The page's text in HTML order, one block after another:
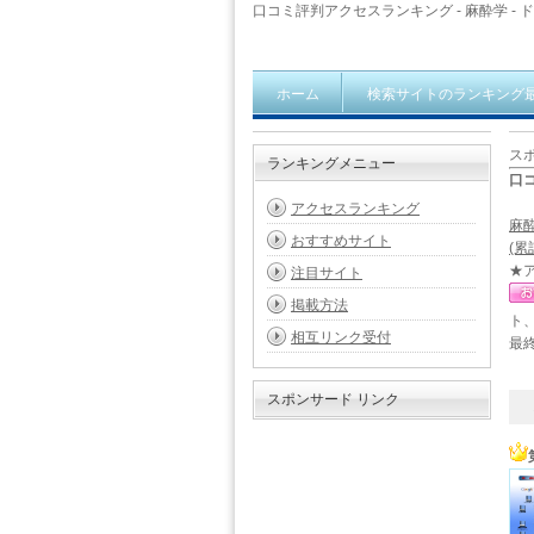
口コミ評判アクセスランキング - 麻酔学 -
ホーム 検索サイトのランキング
ス
口
麻
(累
★
ト
最
ランキングメニュー
アクセスランキング
おすすめサイト
注目サイト
掲載方法
相互リンク受付
スポンサード リンク